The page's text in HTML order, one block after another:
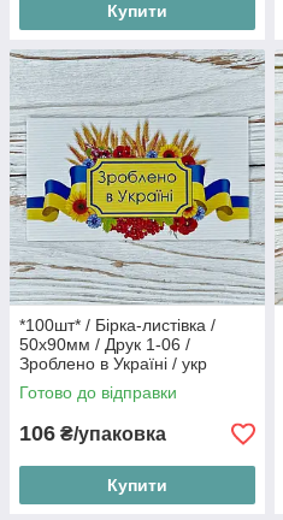
Купити
*100шт* / Бірка-листівка /
50х90мм / Друк 1-06 /
Зроблено в Україні / укр
Готово до відправки
106 ₴/упаковка
Купити